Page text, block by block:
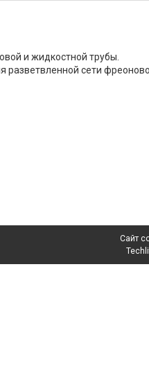
и жидкостной трубы.
сети
Сайт